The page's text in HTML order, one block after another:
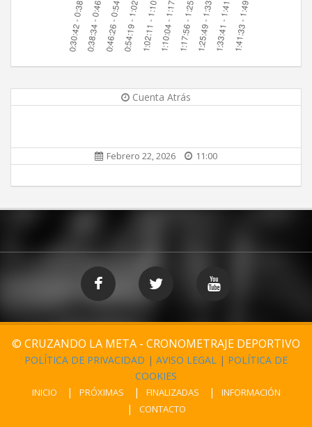
Cuenta Atrás
Febrero 22, 2026 11:00
© CRUZANDO LA META - CRONOMETRAJE DEPORTIVO
POLÍTICA DE PRIVACIDAD | AVISO LEGAL | POLÍTICA DE
COOKIES
INICIO PRÓXIMAS FINALIZADAS
INFORMACIÓN
CONTACTO